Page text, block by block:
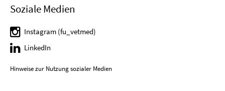
Soziale Medien
Instagram (fu_vetmed)
LinkedIn
Hinweise zur Nutzung sozialer Medien